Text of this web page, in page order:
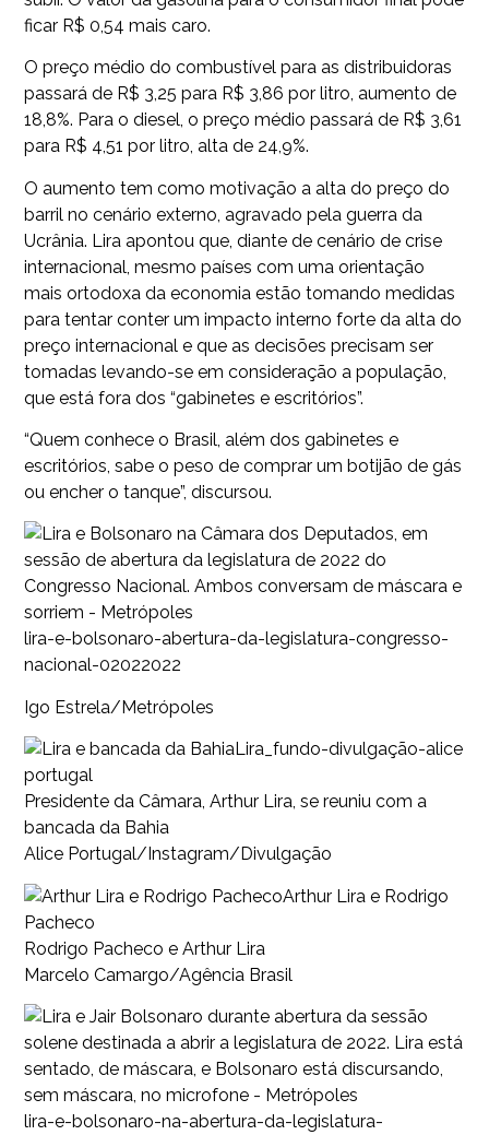
ficar R$ 0,54 mais caro.
O preço médio do combustível para as distribuidoras
passará de R$ 3,25 para R$ 3,86 por litro, aumento de
18,8%. Para o diesel, o preço médio passará de R$ 3,61
para R$ 4,51 por litro, alta de 24,9%.
O aumento tem como motivação a alta do preço do
barril no cenário externo, agravado pela guerra da
Ucrânia. Lira apontou que, diante de cenário de crise
internacional, mesmo países com uma orientação
mais ortodoxa da economia estão tomando medidas
para tentar conter um impacto interno forte da alta do
preço internacional e que as decisões precisam ser
tomadas levando-se em consideração a população,
que está fora dos “gabinetes e escritórios”.
“Quem conhece o Brasil, além dos gabinetes e
escritórios, sabe o peso de comprar um botijão de gás
ou encher o tanque”, discursou.
lira-e-bolsonaro-abertura-da-legislatura-congresso-
nacional-02022022
Igo Estrela/Metrópoles
Lira_fundo-divulgação-alice
portugal
Presidente da Câmara, Arthur Lira, se reuniu com a
bancada da Bahia
Alice Portugal/Instagram/Divulgação
Arthur Lira e Rodrigo
Pacheco
Rodrigo Pacheco e Arthur Lira
Marcelo Camargo/Agência Brasil
lira-e-bolsonaro-na-abertura-da-legislatura-